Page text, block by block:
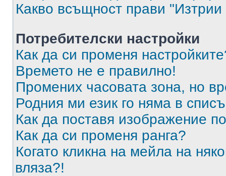
Какво всъщност прави "Изтрии
Потребителски настройки
Как да си променя
Времето не е правилно!
Промених часовата зона, но
Родния ми език го няма в
Как да поставя изображение
Как да си променя ранга?
Когато кликна на мейла на
вляза?!